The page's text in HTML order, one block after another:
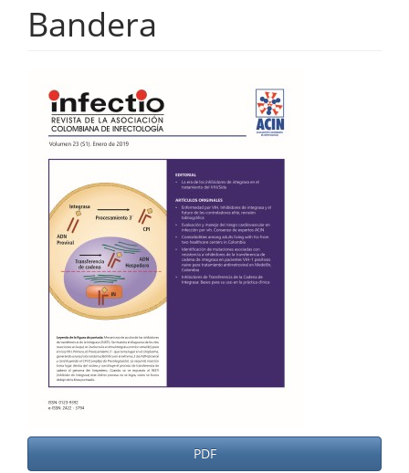
Bandera
Barra
lateral
del
artículo
PDF